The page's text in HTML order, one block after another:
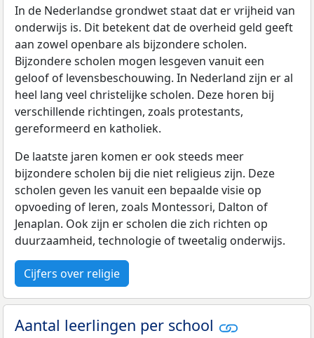
In de Nederlandse grondwet staat dat er vrijheid van
onderwijs is. Dit betekent dat de overheid geld geeft
aan zowel openbare als bijzondere scholen.
Bijzondere scholen mogen lesgeven vanuit een
geloof of levensbeschouwing. In Nederland zijn er al
heel lang veel christelijke scholen. Deze horen bij
verschillende richtingen, zoals protestants,
gereformeerd en katholiek.
De laatste jaren komen er ook steeds meer
bijzondere scholen bij die niet religieus zijn. Deze
scholen geven les vanuit een bepaalde visie op
opvoeding of leren, zoals Montessori, Dalton of
Jenaplan. Ook zijn er scholen die zich richten op
duurzaamheid, technologie of tweetalig onderwijs.
Cijfers over religie
Aantal leerlingen per school